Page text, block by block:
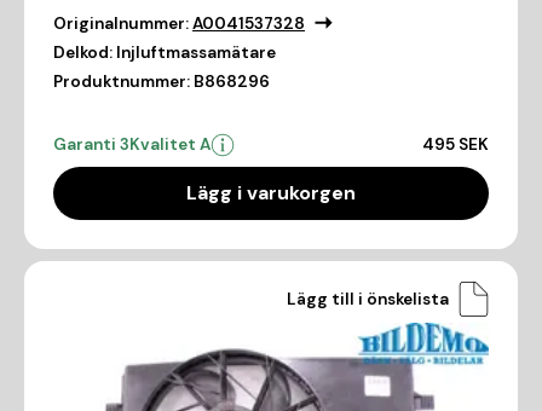
Originalnummer:A0041537328
Delkod: Injluftmassamätare
Produktnummer: B868296
Garanti 3Kvalitet A 495 SEK
Lägg i varukorgen
Lägg till i önskelista